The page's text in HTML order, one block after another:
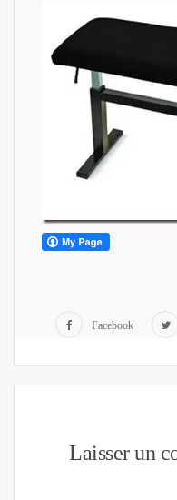
Facebook
Laisser un